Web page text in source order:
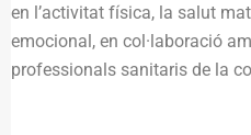
en l’activitat física, la salut
emocional, en col·laboració
professionals sanitaris de la